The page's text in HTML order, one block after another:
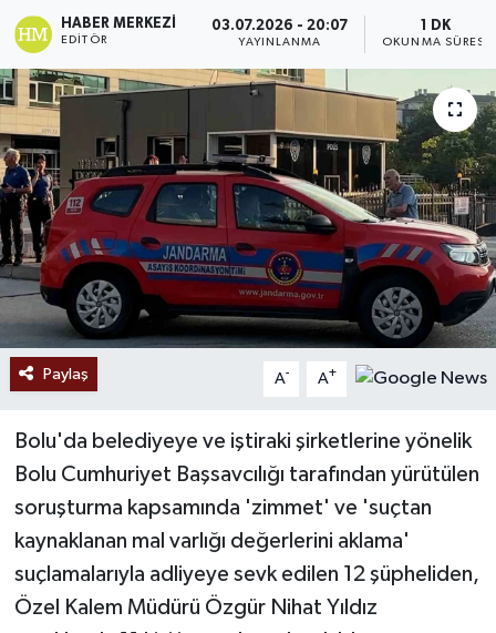
HABER MERKEZI
EDITÖR
03.07.2026 - 20:07
YAYINLANMA
1 DK
OKUNMA SÜRESI
Paylaş A- A+
Bolu'da belediyeye ve iştiraki şirketlerine yönelik
Bolu Cumhuriyet Başsavcılığı tarafından yürütülen
soruşturma kapsamında 'zimmet' ve 'suçtan
kaynaklanan mal varlığı değerlerini aklama'
suçlamalarıyla adliyeye sevk edilen 12 şüpheliden,
Özel Kalem Müdürü Özgür Nihat Yıldız